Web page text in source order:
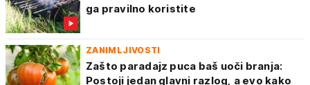
ga pravilno koristite
ZANIMLJIVOSTI
Zašto paradajz puca baš uoči branja:
Postoji jedan glavni razlog, a evo kako